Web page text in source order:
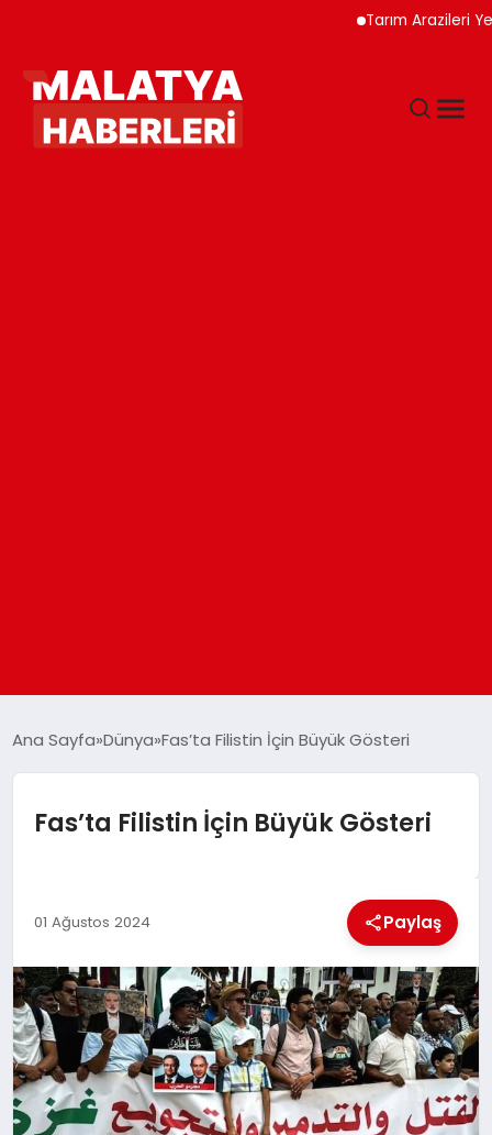
Tarım Arazileri Yeni
EĞITIM
EKONOMI
MAGAZIN
SAĞLIK
Ana Sayfa Dünya Fas’ta Filistin İçin Büyük Gösteri
Fas’ta Filistin İçin Büyük Gösteri
01 Ağustos 2024 Paylaş